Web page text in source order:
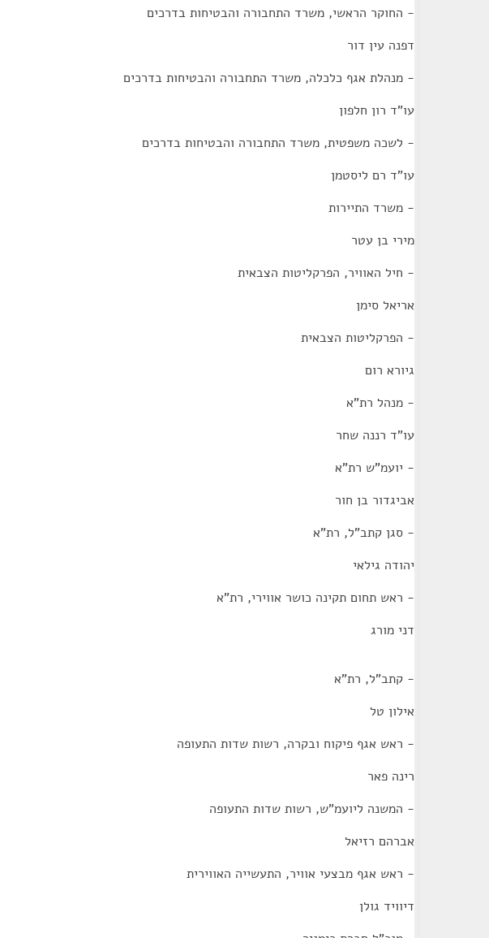
- החוקר הראשי, משרד התחבורה והבטיחות בדרכים
דפנה עין דור
- מנהלת אגף כלכלה, משרד התחבורה והבטיחות בדרכים
עו"ד רון חלפון
- לשכה משפטית, משרד התחבורה והבטיחות בדרכים
עו"ד רם ליסטמן
- משרד התיירות
מירי בן עטר
- חיל האוויר, הפרקליטות הצבאית
אריאל סימן
- הפרקליטות הצבאית
גיורא רום
- מנהל רת"א
עו"ד רננה שחר
- יועמ"ש רת"א
אביגדור בן חור
- סגן קתב"ל, רת"א
יהודה גילאי
- ראש תחום תקינה כושר אווירי, רת"א
דני מורג
- קתב"ל, רת"א
אילון טל
- ראש אגף פיקוח ובקרה, רשות שדות התעופה
רינה פאר
- המשנה ליועמ"ש, רשות שדות התעופה
אברהם רזיאל
- ראש אגף מבצעי אוויר, התעשייה האווירית
דיוויד גולן